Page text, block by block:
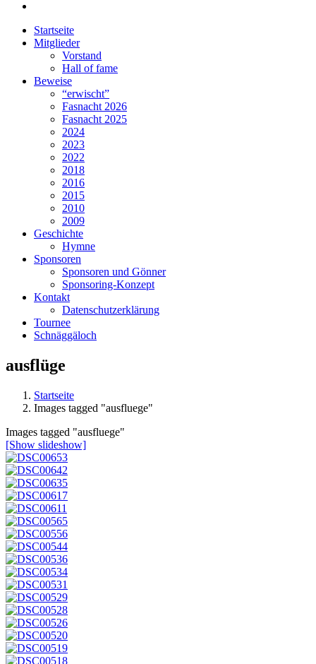
Startseite
Mitglieder
Vorstand
Hall of fame
Beweise
“erwischt”
Fasnacht 2026
Fasnacht 2025
2024
2023
2022
2018
2016
2015
2010
2009
Geschichte
Hymne
Sponsoren
Sponsoren und Gönner
Sponsoring-Konzept
Kontakt
Datenschutzerklärung
Tournee
Schnäggäloch
ausflüge
Startseite
Images tagged "ausfluege"
Images tagged "ausfluege"
[Show slideshow]